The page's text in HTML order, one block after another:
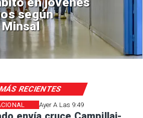
Sebastián Piñera
de $4 mil millones
Ayer A Las 9:49
RECIENTES